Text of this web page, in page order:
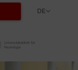
DE